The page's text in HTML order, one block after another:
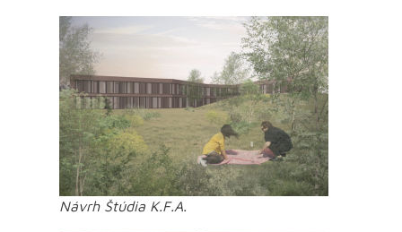
Návrh Štúdia K.F.A.